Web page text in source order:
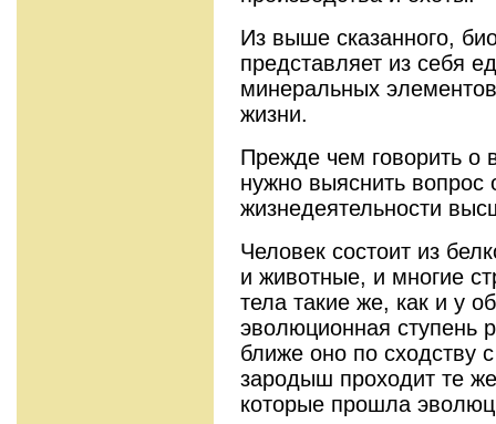
Из выше сказанного,
представляет из себя
минеральных
жизни.
Прежде чем говорить о
нужно выяснить вопрос
жизнедеятельности
Человек состоит из
и животные, и многие
тела такие же, как и у
эволюционная ступень
ближе оно по сходству
зародыш проходит те
которые прошла